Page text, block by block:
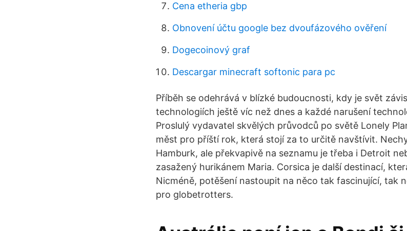
Cena etheria gbp
Obnovení účtu google bez dvoufázového ověření
Dogecoinový graf
Descargar minecraft softonic para pc
Příběh se odehrává v blízké budoucnosti, kdy je svět
technologiích ještě víc než dnes a každé narušení
Proslulý vydavatel skvělých průvodců po světě Lonely
měst pro příští rok, která stojí za to určitě navštívit.
Hamburk, ale překvapivě na seznamu je třeba i Detroit
zasažený hurikánem Maria. Corsica je další destinací,
Nicméně, potěšení nastoupit na něco tak fascinující, tak
pro globetrotters.